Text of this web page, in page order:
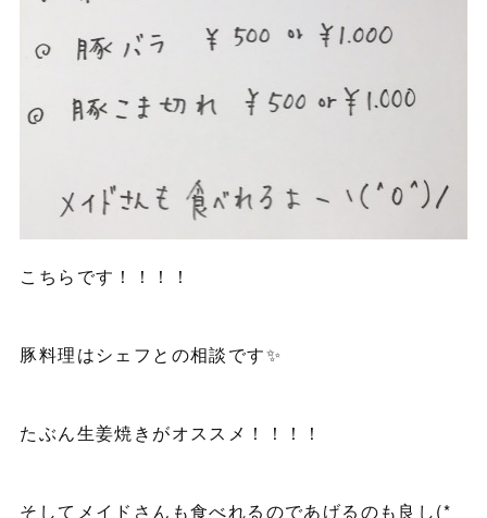
こちらです！！！！
豚料理はシェフとの相談です✨
たぶん生姜焼きがオススメ！！！！
そしてメイドさんも食べれるのであげるのも良し(*